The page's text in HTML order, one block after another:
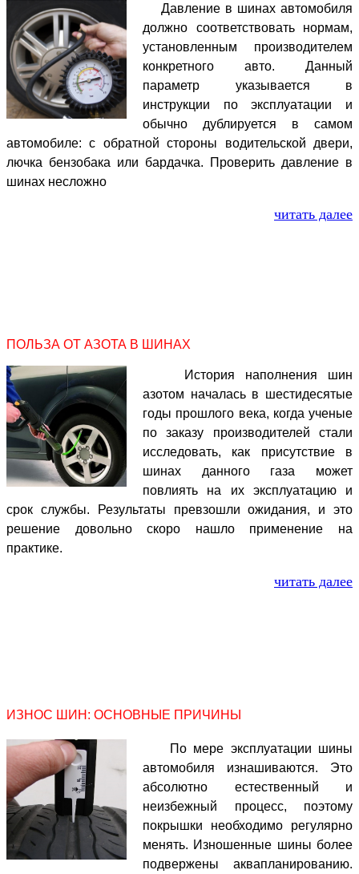
Давление в шинах автомобиля
должно соответствовать нормам,
установленным производителем
конкретного авто. Данный
параметр указывается в
инструкции по эксплуатации и
обычно дублируется в самом
автомобиле: с обратной стороны водительской двери,
лючка бензобака или бардачка. Проверить давление в
шинах несложно
читать далее
ПОЛЬЗА ОТ АЗОТА В ШИНАХ
История наполнения шин
азотом началась в шестидесятые
годы прошлого века, когда ученые
по заказу производителей стали
исследовать, как присутствие в
шинах данного газа может
повлиять на их эксплуатацию и
срок службы. Результаты превзошли ожидания, и это
решение довольно скоро нашло применение на
практике.
читать далее
ИЗНОС ШИН: ОСНОВНЫЕ ПРИЧИНЫ
По мере эксплуатации шины
автомобиля изнашиваются. Это
абсолютно естественный и
неизбежный процесс, поэтому
покрышки необходимо регулярно
менять. Изношенные шины более
подвержены аквапланированию.